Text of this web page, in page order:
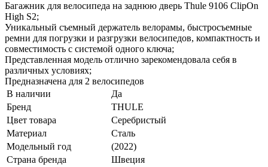
Багажник для велосипеда на заднюю дверь Thule 9106 ClipOn
High S2;
Уникальный съемный держатель велорамы, быстросъемные
ремни для погрузки и разгрузки велосипедов, компактность и
совместимость с системой одного ключа;
Представленная модель отлично зарекомендовала себя в
различных условиях;
Предназначена для 2 велосипедов
В наличии
Да
Бренд
THULE
Цвет товара
Серебристый
Материал
Сталь
Модельный год
(2022)
Страна бренда
Швеция